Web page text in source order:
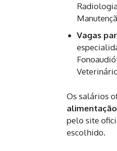
Vagas
Os salários
pelo site
escolhido.